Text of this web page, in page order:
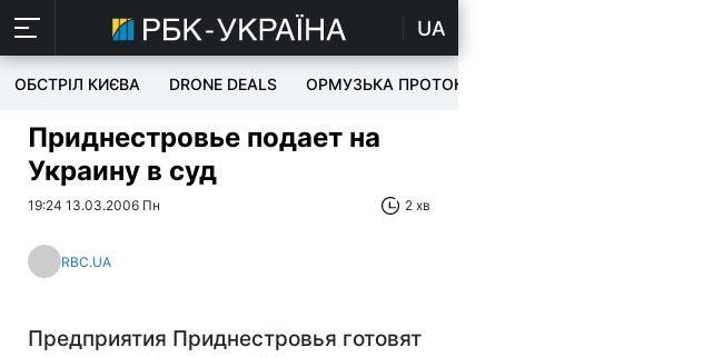
UA
ОБСТРІЛ КИЄВА DRONE DEALS ОРМУЗЬКА ПРОТОКА
Приднестровье подает на
Украину в суд
19:24 13.03.2006 Пн 2 хв
RBC.UA
Предприятия Приднестровья готовят